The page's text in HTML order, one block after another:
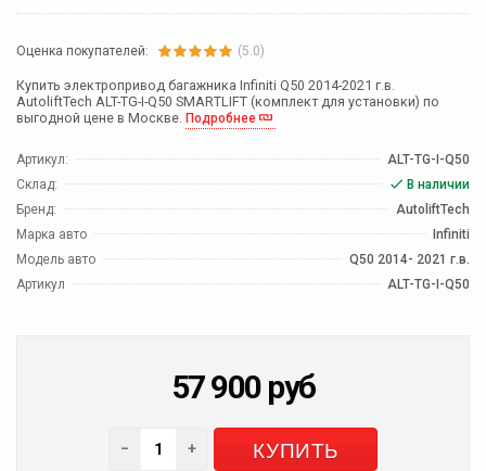
Оценка покупателей: (5.0)
Купить электропривод багажника Infiniti Q50 2014-2021 г.в.
AutoliftTech ALT-TG-I-Q50 SMARTLIFT (комплект для установки) по
выгодной цене в Москве. Подробнее
Артикул:
ALT-TG-I-Q50
Склад:
В наличии
Бренд:
AutoliftTech
Марка авто
Infiniti
Модель авто
Q50 2014- 2021 г.в.
Артикул
ALT-TG-I-Q50
57 900 руб
− + КУПИТЬ